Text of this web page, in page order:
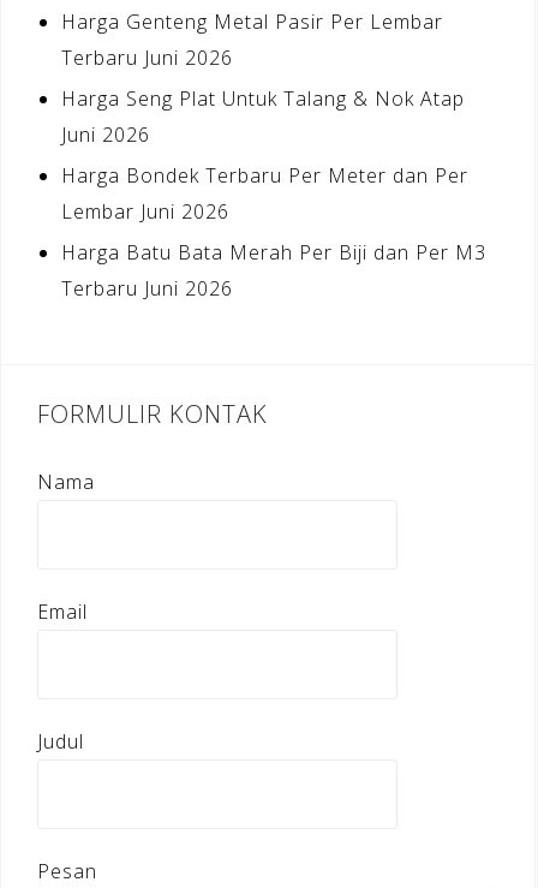
Harga Genteng Metal Pasir Per Lembar
Terbaru Juni 2026
Harga Seng Plat Untuk Talang & Nok Atap
Juni 2026
Harga Bondek Terbaru Per Meter dan Per
Lembar Juni 2026
Harga Batu Bata Merah Per Biji dan Per M3
Terbaru Juni 2026
FORMULIR KONTAK
Nama
Email
Judul
Pesan